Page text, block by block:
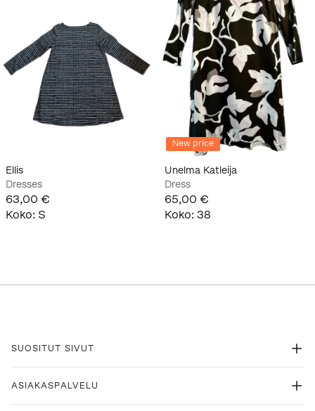
Ellis
Dresses
63,00 €
Koko: S
New price
Unelma Katleija
Dress
65,00 €
Koko: 38
SUOSITUT SIVUT
ASIAKASPALVELU